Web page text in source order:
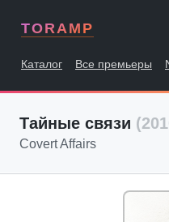
TORAMP
Каталог Все премьеры
Тайные связи
Covert Affairs